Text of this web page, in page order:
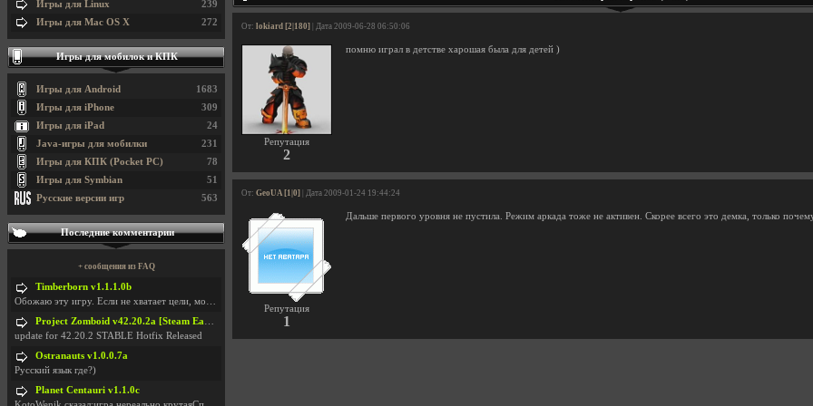
От: lokiard [2|180] | Дата 2009-06-28 06:50:06
Репутация
2
помню играл в детстве харошая была для детей )
От: GeoUA [1|0] | Дата 2009-01-24 19:44:24
Репутация
1
Дальше первого уровня не пустила. Режим аркада тоже не активен. Скорее всего это демка, только
239
Игры для Linux
272
Игры для Mac OS X
Игры для мобилок и КПК
1683
Игры для Android
309
Игры для iPhone
24
Игры для iPad
231
Java-игры для мобилки
78
Игры для КПК (Pocket PC)
51
Игры для Symbian
563
Русские версии игр
Последние комментарии
+ сообщения из FAQ
Timberborn v1.1.1.0b
Обожаю эту игру. Если не хватает цели, можно чудо
Project Zomboid v42.20.2a [Steam Early Access]
update for 42.20.2 STABLE Hotfix Released
Ostranauts v1.0.0.7a
Русский язык где?)
Planet Centauri v1.1.0c